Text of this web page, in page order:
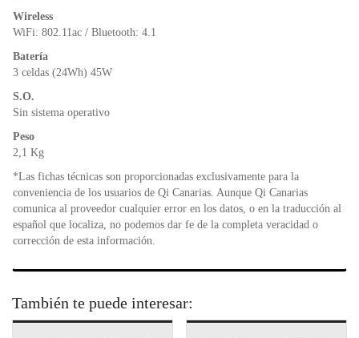
Wireless
WiFi: 802.11ac / Bluetooth: 4.1
Batería
3 celdas (24Wh) 45W
S.O.
Sin sistema operativo
Peso
2,1 Kg
*Las fichas técnicas son proporcionadas exclusivamente para la
conveniencia de los usuarios de Qi Canarias. Aunque Qi Canarias
comunica al proveedor cualquier error en los datos, o en la traducción al
español que localiza, no podemos dar fe de la completa veracidad o
corrección de esta información.
También te puede interesar: